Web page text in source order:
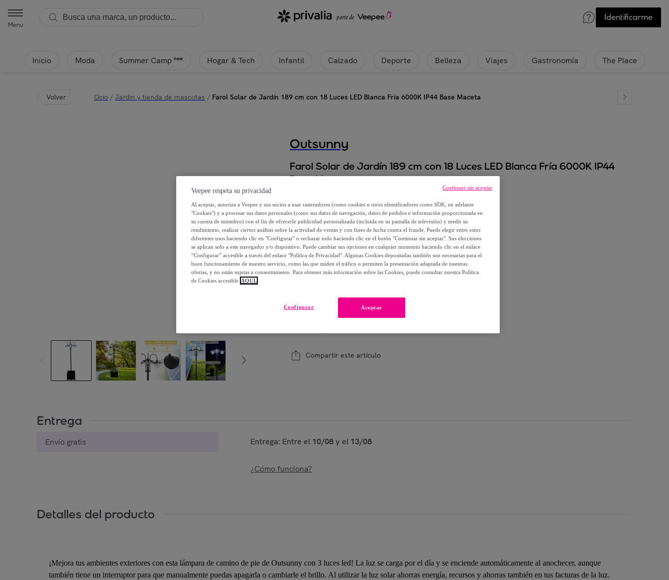
Menu
Identificarme
Inicio Moda Summer Camp new Hogar & Tech Infantil Calzado Deporte Belleza Viajes Gastronomía The Place
Volver Ocio / Jardin y tienda de mascotas / Farol Solar de Jardín 189 cm con 18 Luces LED Blanca Fría 6000K IP44 Base Maceta
Outsunny
Farol Solar de Jardín 189 cm con 18 Luces LED Blanca Fría 6000K IP44
Base Maceta
87,90 €
188,99 €
-53%
1 Añadir a la cesta
Compartir este artículo
Entrega
Envío gratis Entrega: Entre el 10/08y el 13/08
¿Cómo funciona?
Detalles del producto
¡Mejora tus ambientes exteriores con esta lámpara de camino de pie de Outsunny con 3 luces led! La luz se carga por el día y se enciende automáticamente al anochecer, aunque
también tiene un interruptor para que manualmente puedas apagarla o cambiarle el brillo. Al utilizar la luz solar ahorras energía, recursos y ahorras también en tus facturas de la luz.
Veepee respeta su privacidad
Al aceptar, autoriza a Veepee y sus socios a usar rastreadores (como cookies u otros identificadores como SDK, en adelante
"Cookies") y a procesar sus datos personales (como sus datos de navegación, datos de pedidos e información proporcionada en
su cuenta de miembro) con el fin de ofrecerle publicidad personalizada (incluida en su pantalla de televisión) y medir su
rendimiento, realizar ciertos análisis sobre la actividad de ventas y con fines de lucha contra el fraude. Puede elegir entre estos
diferentes usos haciendo clic en "Configurar" o rechazar todo haciendo clic en el botón "Continuar sin aceptar". Sus elecciones
se aplican solo a este navegador y/o dispositivo. Puede cambiar sus opciones en cualquier momento haciendo clic en el enlace
“Configurar” accesible a través del enlace "Política de Privacidad". Algunas Cookies depositadas también son necesarias para el
buen funcionamiento de nuestro servicio, como las que miden el tráfico o permiten la presentación adaptada de nuestras
ofertas, y no están sujetas a consentimiento. Para obtener más información sobre las Cookies, puede consultar nuestra Política
de Cookies accesible AQUÍ.
Aceptar
Configurar
Continuar sin aceptar